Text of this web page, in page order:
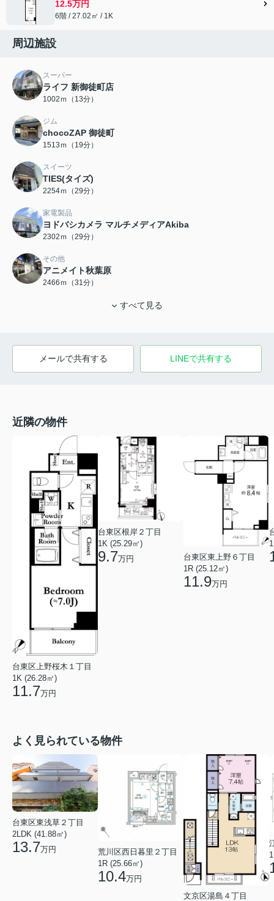
12.5万円
6階 / 27.02㎡ / 1K
周辺施設
スーパー
ライフ 新御徒町店
1002ｍ（13分）
ジム
chocoZAP 御徒町
1513ｍ（19分）
スイーツ
TIES(タイズ)
2254ｍ（29分）
家電製品
ヨドバシカメラ マルチメディアAkiba
2302ｍ（29分）
その他
アニメイト秋葉原
2466ｍ（31分）
すべて見る
メールで共有する LINEで共有する
近隣の物件
台東区上野桜木１丁目
1K (26.28㎡)
11.7万円
台東区根岸２丁目
1K (25.29㎡)
9.7万円
台東区東上野６丁目
1R (25.12㎡)
11.9万円
よく見られている物件
台東区東浅草２丁目
2LDK (41.88㎡)
13.7万円
荒川区西日暮里２丁目
1R (25.66㎡)
10.4万円
文京区湯島４丁目